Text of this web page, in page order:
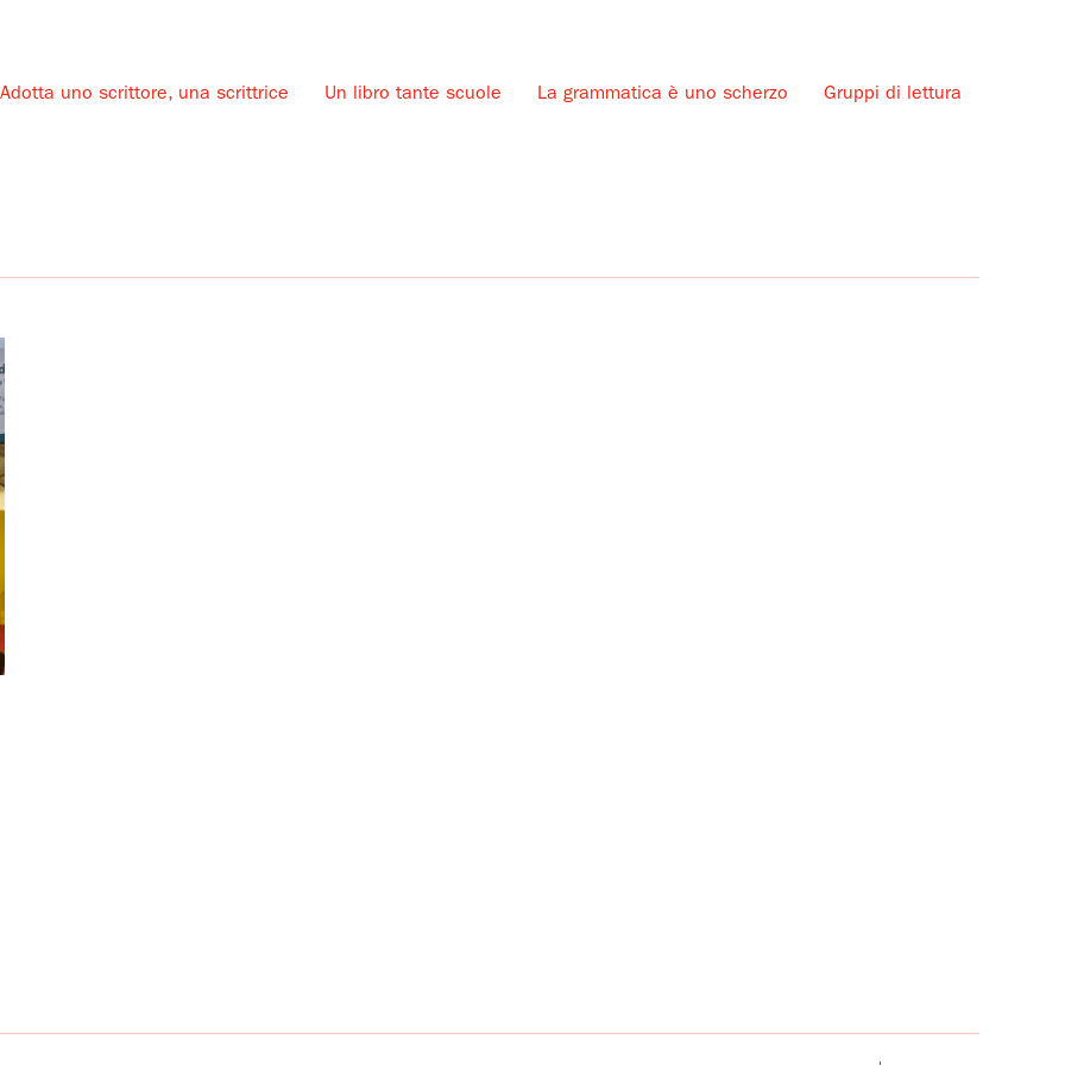
Adotta uno scrittore, una scrittrice Un libro tante scuole La grammatica è uno scherzo Gruppi di lettura